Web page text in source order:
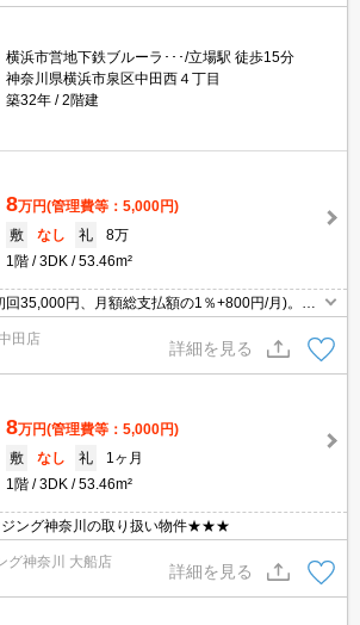
横浜市営地下鉄ブルーラ･･･/立場駅 徒歩15分
神奈川県横浜市泉区中田西４丁目
築32年
2階建
8万円(管理費等：5,000円)
敷
なし 礼
8万
1階
3DK 53.46m²
回35,000円、月額総支払額の1％+800円/月)。イ
バルコニー。最新の空室状況はお気軽にお問い
田店
詳細を見る
8万円(管理費等：5,000円)
敷
なし 礼
1ヶ月
1階
3DK 53.46m²
ング神奈川の取り扱い物件★★★
グ神奈川 大船店
詳細を見る